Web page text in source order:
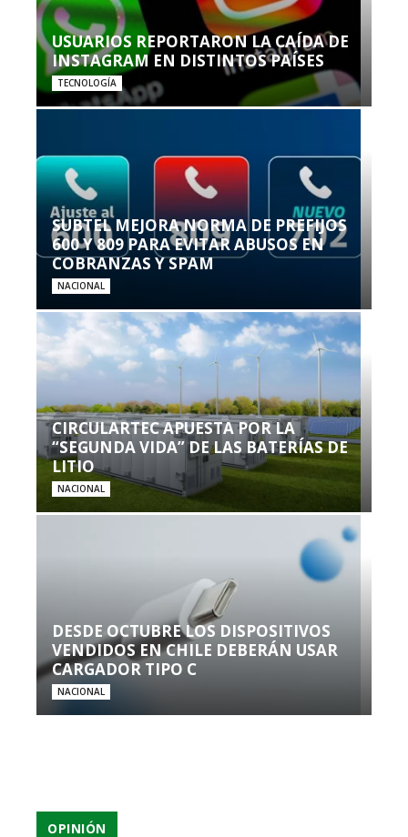
USUARIOS REPORTARON LA CAÍDA DE
INSTAGRAM EN DISTINTOS PAÍSES
TECNOLOGÍA
SUBTEL MEJORA NORMA DE PREFIJOS
600 Y 809 PARA EVITAR ABUSOS EN
COBRANZAS Y SPAM
NACIONAL
CIRCULARTEC APUESTA POR LA
“SEGUNDA VIDA” DE LAS BATERÍAS DE
LITIO
NACIONAL
DESDE OCTUBRE LOS DISPOSITIVOS
VENDIDOS EN CHILE DEBERÁN USAR
CARGADOR TIPO C
NACIONAL
OPINIÓN